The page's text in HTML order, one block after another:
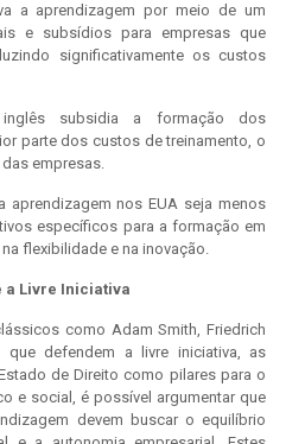
a aprendizagem por meio de um
e subsídios para empresas que
significativamente os custos
subsidia a formação dos
parte dos custos de treinamento, o
empresas.
aprendizagem nos EUA seja menos
específicos para a formação em
flexibilidade e na inovação.
a Livre Iniciativa
como Adam Smith, Friedrich
que defendem a livre iniciativa, as
de Direito como pilares para o
e social, é possível argumentar que
devem buscar o equilíbrio